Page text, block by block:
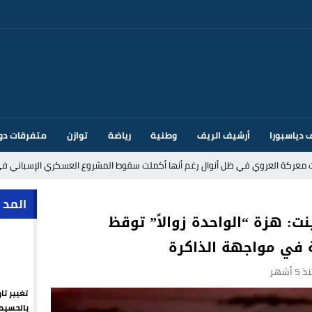
دياسبورا أرشيف الريف وطنية رياضة توازن
متفرقات
معركة العروي في ظل أنوال رغم أنها أكملت سقوط المشروع العسكري الإسباني
بسبب الضوابط الحدودية في فضاء شنغن
سبتة وتخوفات من دعوات جديدة للعبور
تحت ضغط إسباني؟ عودة مايوركا تفتح أسئلة ثقيلة
الإسبانية في الميركاتو الصيفي
هزة “الواحدة زوالاً” توقظ
في مواجهة الذاكرة
أشهر
تغيير